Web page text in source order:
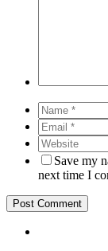
Save my
next time I